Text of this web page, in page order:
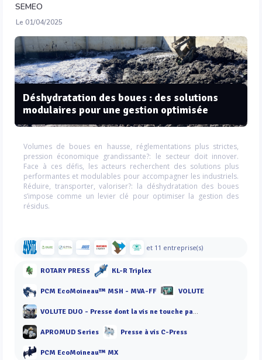
SEMEO
Le 01/04/2025
Déshydratation des boues : des solutions
modulaires pour une gestion optimisée
Volumes de boues en hausse, réglementations plus strictes,
pression économique grandissante?: le secteur doit innover.
Face à ces défis, les acteurs recherchent des solutions plus
performantes et modulables pour accompagner les industriels.
Réduire, transporter, valoriser?: la déshydratation des boues
s’impose comme un levier clé pour optimiser la gestion des
résidus.
et 11 entreprise(s)
ROTARY PRESS KL-R Triplex
PCM EcoMoineau™ MSH - MVA-FF VOLUTE
VOLUTE DUO - Presse dont la vis ne touche pas les anneaux
APROMUD Series Presse à vis C-Press
PCM EcoMoineau™ MX